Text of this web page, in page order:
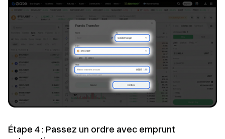
Étape 4 : Passez un ordre avec emprunt